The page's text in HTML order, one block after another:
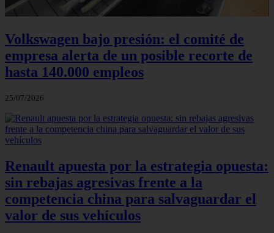
Volkswagen bajo presión: el comité de
empresa alerta de un posible recorte de
hasta 140.000 empleos
25/07/2026
Renault apuesta por la estrategia opuesta:
sin rebajas agresivas frente a la
competencia china para salvaguardar el
valor de sus vehículos